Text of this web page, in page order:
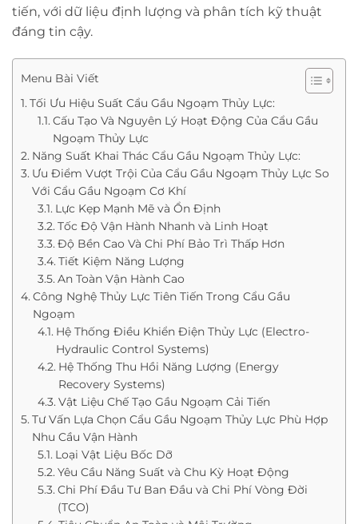
tiến, với dữ liệu định lượng và phân tích kỹ thuật
đáng tin cậy.
Menu Bài Viết
Tối Ưu Hiệu Suất Cẩu Gầu Ngoạm Thủy Lực:
Cấu Tạo Và Nguyên Lý Hoạt Động Của Cẩu Gầu
Ngoạm Thủy Lực
Năng Suất Khai Thác Cẩu Gầu Ngoạm Thủy Lực:
Ưu Điểm Vượt Trội Của Cẩu Gầu Ngoạm Thủy Lực So
Với Cẩu Gầu Ngoạm Cơ Khí
Lực Kẹp Mạnh Mẽ và Ổn Định
Tốc Độ Vận Hành Nhanh và Linh Hoạt
Độ Bền Cao Và Chi Phí Bảo Trì Thấp Hơn
Tiết Kiệm Năng Lượng
An Toàn Vận Hành Cao
Công Nghệ Thủy Lực Tiên Tiến Trong Cẩu Gầu
Ngoạm
Hệ Thống Điều Khiển Điện Thủy Lực (Electro-
Hydraulic Control Systems)
Hệ Thống Thu Hồi Năng Lượng (Energy
Recovery Systems)
Vật Liệu Chế Tạo Gầu Ngoạm Cải Tiến
Tư Vấn Lựa Chọn Cẩu Gầu Ngoạm Thủy Lực Phù Hợp
Nhu Cầu Vận Hành
Loại Vật Liệu Bốc Dỡ
Yêu Cầu Năng Suất và Chu Kỳ Hoạt Động
Chi Phí Đầu Tư Ban Đầu và Chi Phí Vòng Đời
(TCO)